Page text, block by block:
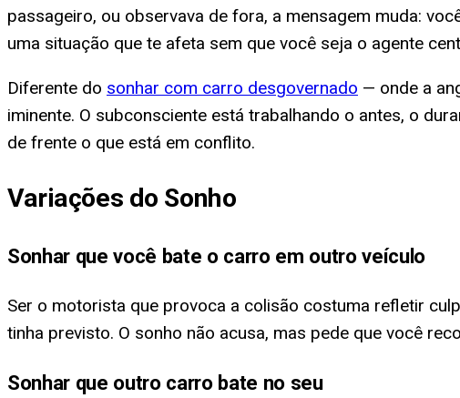
passageiro, ou observava de fora, a mensagem muda:
uma situação que te afeta sem que você seja o agente
Diferente do sonhar com carro desgovernado — onde a
iminente. O subconsciente está trabalhando o antes, o
de frente o que está em conflito.
Variações do Sonho
Sonhar que você bate o carro em outro veículo
Ser o motorista que provoca a colisão costuma refletir
tinha previsto. O sonho não acusa, mas pede que você
Sonhar que outro carro bate no seu